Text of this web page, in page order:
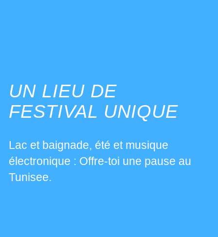
UN LIEU DE
FESTIVAL UNIQUE
Lac et baignade, été et musique
électronique : Offre-toi une pause au
Tunisee.